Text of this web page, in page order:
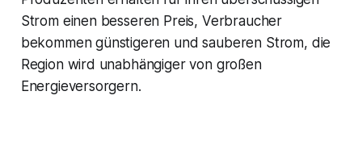
Strom einen besseren Preis, Verbraucher
bekommen günstigeren und sauberen Strom, die
Region wird unabhängiger von großen
Energieversorgern.